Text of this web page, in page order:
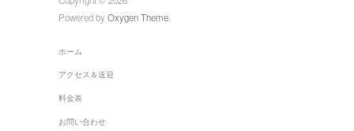
Powered byOxygen Theme
ホーム
アクセス＆送迎
料金表
お問い合わせ